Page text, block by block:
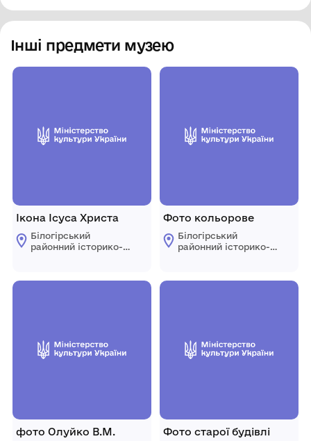
Інші предмети музею
Ікона Ісуса Христа
Білогірський
районний історико-
фото Олуйко В.М.
Фото кольорове
Білогірський
районний історико-
Фото старої будівлі